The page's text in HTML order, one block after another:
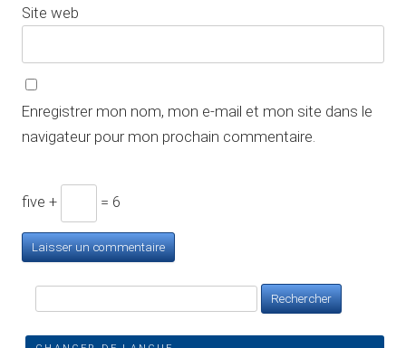
Site web
Enregistrer mon nom, mon e-mail et mon site dans le
navigateur pour mon prochain commentaire.
five + = 6